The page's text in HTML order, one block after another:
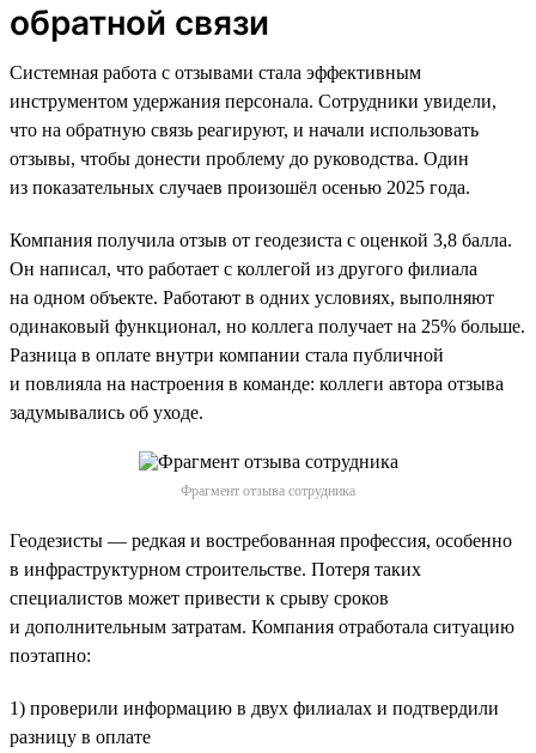
обратной связи
Системная работа с отзывами стала эффективным
инструментом удержания персонала. Сотрудники увидели,
что на обратную связь реагируют, и начали использовать
отзывы, чтобы донести проблему до руководства. Один
из показательных случаев произошёл осенью 2025 года.
Компания получила отзыв от геодезиста с оценкой 3,8 балла.
Он написал, что работает с коллегой из другого филиала
на одном объекте. Работают в одних условиях, выполняют
одинаковый функционал, но коллега получает на 25% больше.
Разница в оплате внутри компании стала публичной
и повлияла на настроения в команде: коллеги автора отзыва
задумывались об уходе.
Фрагмент отзыва сотрудника
Геодезисты — редкая и востребованная профессия, особенно
в инфраструктурном строительстве. Потеря таких
специалистов может привести к срыву сроков
и дополнительным затратам. Компания отработала ситуацию
поэтапно:
1) проверили информацию в двух филиалах и подтвердили
разницу в оплате